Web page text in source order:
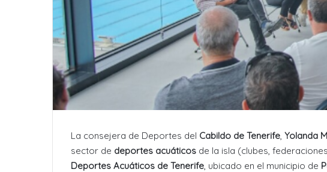
La consejera de Deportes del Cabildo de Tenerife Yolanda
sector de deportes acuáticos de la isla (clubes,
Deportes Acuáticos de Tenerife , ubicado en el municipio de